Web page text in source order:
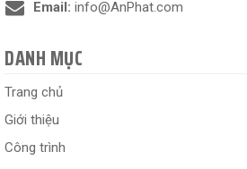
Email: info@AnPhat.com
DANH MỤC
Trang chủ
Giới thiệu
Công trình